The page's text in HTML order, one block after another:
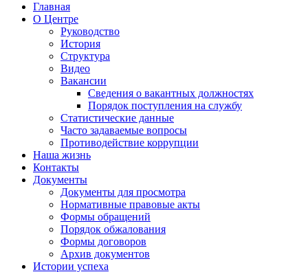
Главная
О Центре
Руководство
История
Структура
Видео
Вакансии
Сведения о вакантных должностях
Порядок поступления на службу
Статистические данные
Часто задаваемые вопросы
Противодействие коррупции
Наша жизнь
Контакты
Документы
Документы для просмотра
Нормативные правовые акты
Формы обращений
Порядок обжалования
Формы договоров
Архив документов
Истории успеха